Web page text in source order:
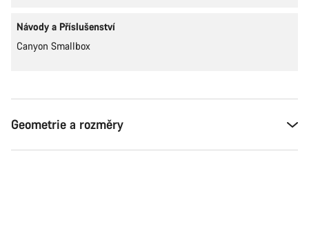
Návody a Příslušenství
Canyon Smallbox
Geometrie a rozměry